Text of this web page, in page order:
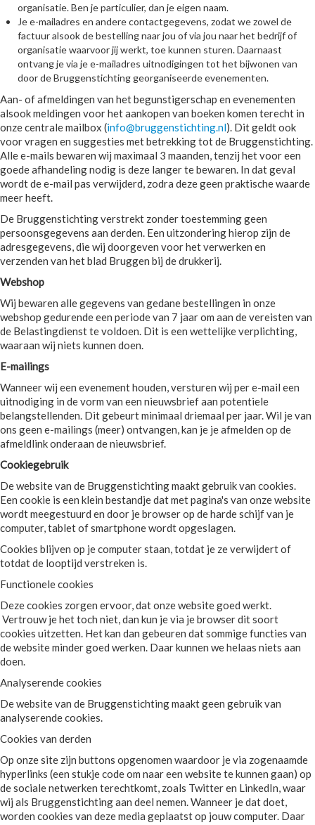
organisatie. Ben je particulier, dan je eigen naam.
Je e-mailadres en andere contactgegevens, zodat we zowel de
factuur alsook de bestelling naar jou of via jou naar het bedrijf of
organisatie waarvoor jij werkt, toe kunnen sturen. Daarnaast
ontvang je via je e-mailadres uitnodigingen tot het bijwonen van
door de Bruggenstichting georganiseerde evenementen.
Aan- of afmeldingen van het begunstigerschap en evenementen
alsook meldingen voor het aankopen van boeken komen terecht in
onze centrale mailbox (info@bruggenstichting.nl). Dit geldt ook
voor vragen en suggesties met betrekking tot de Bruggenstichting.
Alle e-mails bewaren wij maximaal 3 maanden, tenzij het voor een
goede afhandeling nodig is deze langer te bewaren. In dat geval
wordt de e-mail pas verwijderd, zodra deze geen praktische waarde
meer heeft.
De Bruggenstichting verstrekt zonder toestemming geen
persoonsgegevens aan derden. Een uitzondering hierop zijn de
adresgegevens, die wij doorgeven voor het verwerken en
verzenden van het blad Bruggen bij de drukkerij.
Webshop
Wij bewaren alle gegevens van gedane bestellingen in onze
webshop gedurende een periode van 7 jaar om aan de vereisten van
de Belastingdienst te voldoen. Dit is een wettelijke verplichting,
waaraan wij niets kunnen doen.
E-mailings
Wanneer wij een evenement houden, versturen wij per e-mail een
uitnodiging in de vorm van een nieuwsbrief aan potentiele
belangstellenden. Dit gebeurt minimaal driemaal per jaar. Wil je van
ons geen e-mailings (meer) ontvangen, kan je je afmelden op de
afmeldlink onderaan de nieuwsbrief.
Cookiegebruik
De website van de Bruggenstichting maakt gebruik van cookies.
Een cookie is een klein bestandje dat met pagina's van onze website
wordt meegestuurd en door je browser op de harde schijf van je
computer, tablet of smartphone wordt opgeslagen.
Cookies blijven op je computer staan, totdat je ze verwijdert of
totdat de looptijd verstreken is.
Functionele cookies
Deze cookies zorgen ervoor, dat onze website goed werkt.
Vertrouw je het toch niet, dan kun je via je browser dit soort
cookies uitzetten. Het kan dan gebeuren dat sommige functies van
de website minder goed werken. Daar kunnen we helaas niets aan
doen.
Analyserende cookies
De website van de Bruggenstichting maakt geen gebruik van
analyserende cookies.
Cookies van derden
Op onze site zijn buttons opgenomen waardoor je via zogenaamde
hyperlinks (een stukje code om naar een website te kunnen gaan) op
de sociale netwerken terechtkomt, zoals Twitter en LinkedIn, waar
wij als Bruggenstichting aan deel nemen. Wanneer je dat doet,
worden cookies van deze media geplaatst op jouw computer. Daar